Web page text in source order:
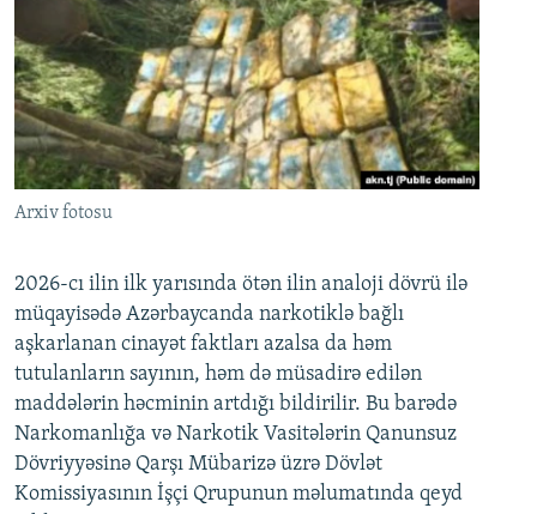
Arxiv fotosu
2026-cı ilin ilk yarısında ötən ilin analoji dövrü ilə
müqayisədə Azərbaycanda narkotiklə bağlı
aşkarlanan cinayət faktları azalsa da həm
tutulanların sayının, həm də müsadirə edilən
maddələrin həcminin artdığı bildirilir. Bu barədə
Narkomanlığa və Narkotik Vasitələrin Qanunsuz
Dövriyyəsinə Qarşı Mübarizə üzrə Dövlət
Komissiyasının İşçi Qrupunun məlumatında qeyd